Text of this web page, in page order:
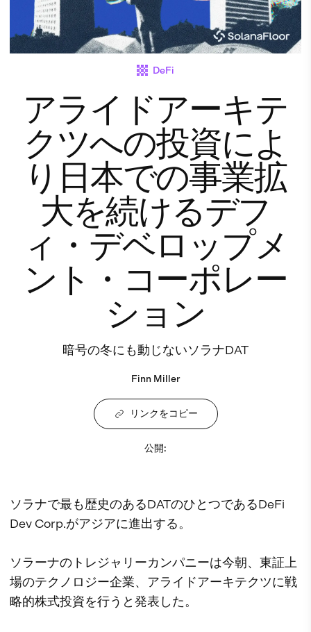
DeFi
アライドアーキテ
クツへの投資によ
り日本での事業拡
大を続けるデフ
ィ・デベロップメ
ント・コーポレー
ション
暗号の冬にも動じないソラナDAT
Finn Miller
リンクをコピー
公開:
ソラナで最も歴史のあるDATのひとつであるDeFi
Dev Corp.がアジアに進出する。
ソラーナのトレジャリーカンパニーは今朝、東証上
場のテクノロジー企業、アライドアーキテクツに戦
略的株式投資を行うと発表した。